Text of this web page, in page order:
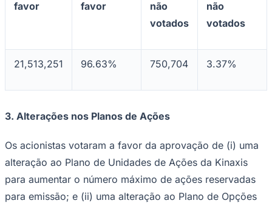
Corinthians
favor favor
não
votados
não
votados
21,513,251 96.63% 750,704 3.37%
3. Alterações nos Planos de Ações
Os acionistas votaram a favor da aprovação de (i) uma
alteração ao Plano de Unidades de Ações da Kinaxis
para aumentar o número máximo de ações reservadas
para emissão; e (ii) uma alteração ao Plano de Opções